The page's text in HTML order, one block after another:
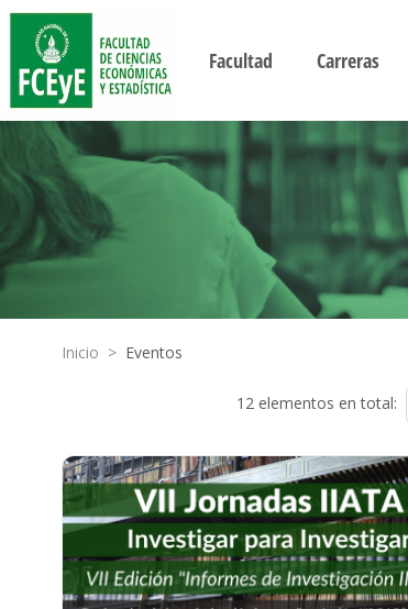
Facultad Carreras
Inicio > Eventos
12 elementos en total: